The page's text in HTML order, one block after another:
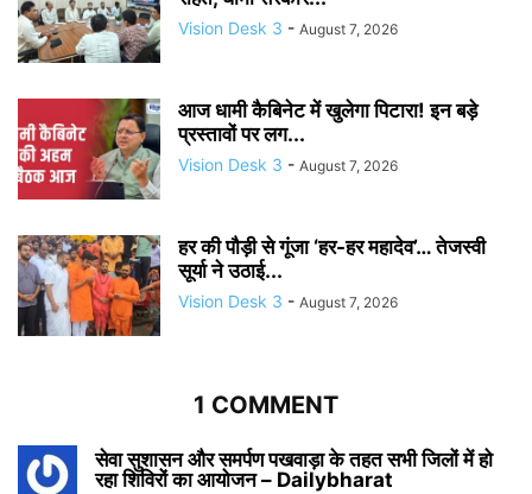
Vision Desk 3 - August 7, 2026
आज धामी कैबिनेट में खुलेगा पिटारा! इन बड़े
प्रस्तावों पर लग...
Vision Desk 3 - August 7, 2026
हर की पौड़ी से गूंजा ‘हर-हर महादेव’… तेजस्वी
सूर्या ने उठाई...
Vision Desk 3 - August 7, 2026
1 COMMENT
सेवा सुशासन और समर्पण पखवाड़ा के तहत सभी जिलों में हो
रहा शिविरों का आयोजन – Dailybharat